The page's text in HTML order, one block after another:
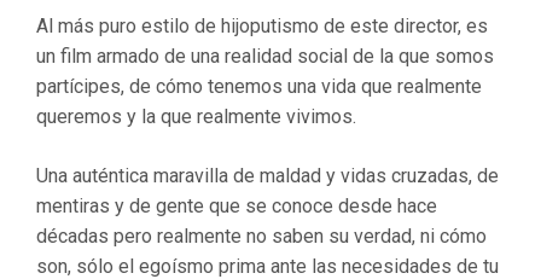
Al más puro estilo de hijoputismo de este director, es
un film armado de una realidad social de la que somos
partícipes, de cómo tenemos una vida que realmente
queremos y la que realmente vivimos.
Una auténtica maravilla de maldad y vidas cruzadas, de
mentiras y de gente que se conoce desde hace
décadas pero realmente no saben su verdad, ni cómo
son, sólo el egoísmo prima ante las necesidades de tu